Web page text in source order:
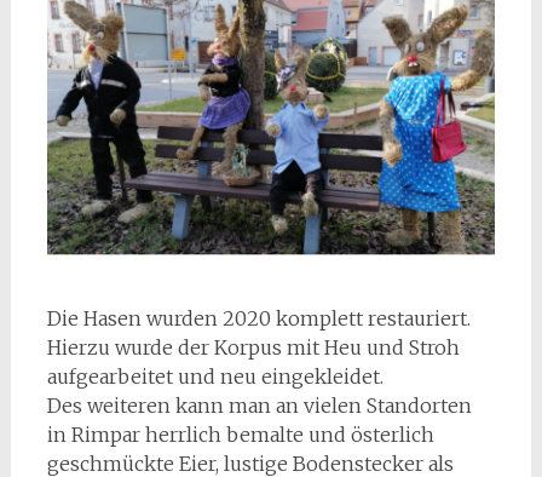
Die Hasen wurden 2020 komplett restauriert.
Hierzu wurde der Korpus mit Heu und Stroh
aufgearbeitet und neu eingekleidet.
Des weiteren kann man an vielen Standorten
in Rimpar herrlich bemalte und österlich
geschmückte Eier, lustige Bodenstecker als